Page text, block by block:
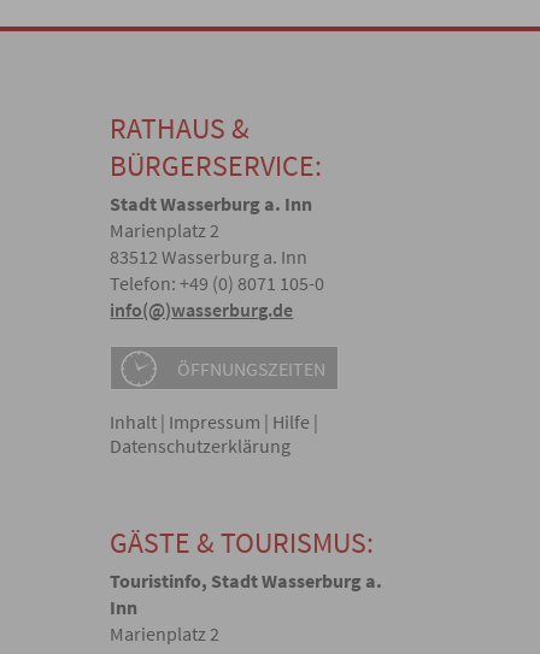
RATHAUS &
BÜRGERSERVICE:
Stadt Wasserburg a. Inn
Marienplatz 2
83512 Wasserburg a. Inn
Telefon: +49 (0) 8071 105-0
info(@)wasserburg.de
ÖFFNUNGSZEITEN
Inhalt | Impressum | Hilfe |
Datenschutzerklärung
GÄSTE & TOURISMUS:
Touristinfo, Stadt Wasserburg a.
Inn
Marienplatz 2